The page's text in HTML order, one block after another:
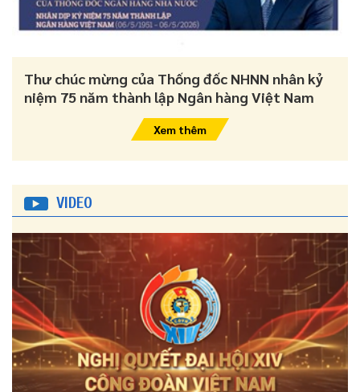
Thư chúc mừng của Thống đốc NHNN nhân kỷ
niệm 75 năm thành lập Ngân hàng Việt Nam
Xem thêm
VIDEO